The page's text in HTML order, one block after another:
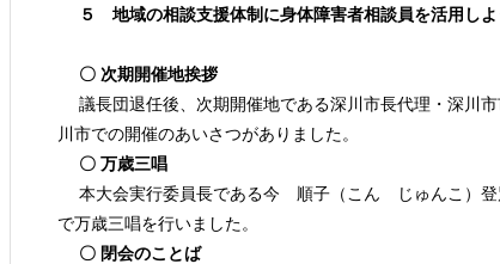
５ 地域の相談支援体制に身体障害者相談員を活用しよ
〇 次期開催地挨拶
議長団退任後、次期開催地である深川市長代理・深川
川市での開催のあいさつがありました。
〇 万歳三唱
本大会実行委員長である今 順子（こん じゅんこ）登
で万歳三唱を行いました。
〇 閉会のことば